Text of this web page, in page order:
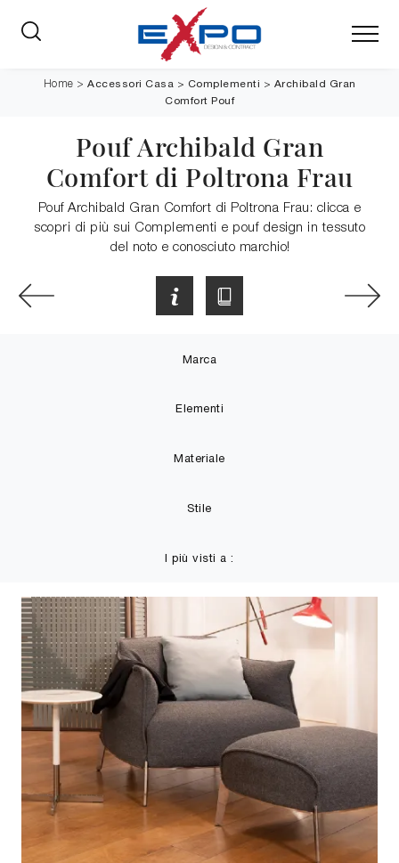
Home > Accessori Casa > Complementi > Archibald Gran
Comfort Pouf
Pouf Archibald Gran
Comfort di Poltrona Frau
Pouf Archibald Gran Comfort di Poltrona Frau: clicca e
scopri di più sui Complementi e pouf design in tessuto
del noto e conosciuto marchio!
Marca
Elementi
Materiale
Stile
I più visti a :